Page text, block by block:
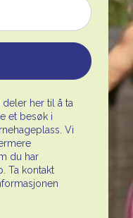
her til å ta
et besøk i
Vi
du har
Ta kontakt